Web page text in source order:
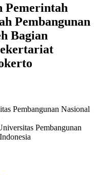
Pemerintah
Pembangunan
Bagian
Pembangunan Nasional
Pembangunan